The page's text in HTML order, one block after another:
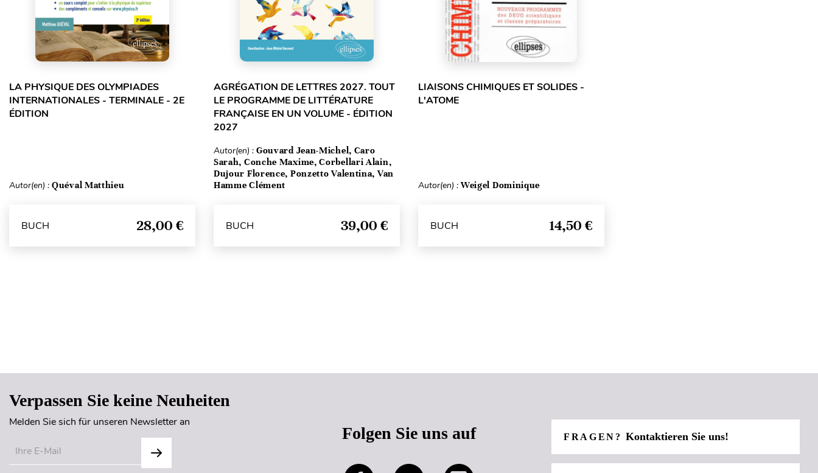
LA PHYSIQUE DES OLYMPIADES
INTERNATIONALES - TERMINALE - 2E
ÉDITION
Autor(en) : Quéval Matthieu
BUCH 28,00 €
AGRÉGATION DE LETTRES 2027. TOUT
LE PROGRAMME DE LITTÉRATURE
FRANÇAISE EN UN VOLUME - ÉDITION
2027
Autor(en) : Gouvard Jean-Michel, Caro
Sarah, Conche Maxime, Corbellari Alain,
Dujour Florence, Ponzetto Valentina, Van
Hamme Clément
BUCH 39,00 €
LIAISONS CHIMIQUES ET SOLIDES -
L'ATOME
Autor(en) : Weigel Dominique
BUCH 14,50 €
Verpassen Sie keine Neuheiten
Melden Sie sich für unseren Newsletter an
Folgen Sie uns auf FRAGEN?Kontaktieren Sie uns!